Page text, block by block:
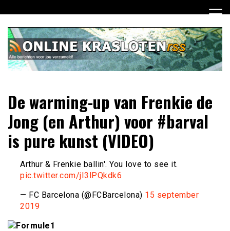
naar
inhoud
Online Krasloten RSS
jou verzameld
De warming-up van Frenkie de
Jong (en Arthur) voor #barval
is pure kunst (VIDEO)
Arthur & Frenkie ballin'. You love to see it.
pic.twitter.com/jI3lPQkdk6
— FC Barcelona (@FCBarcelona) 15 september
2019